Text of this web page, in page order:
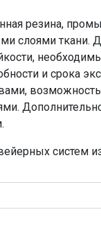
резина,
слоями ткани.
и срока
систем